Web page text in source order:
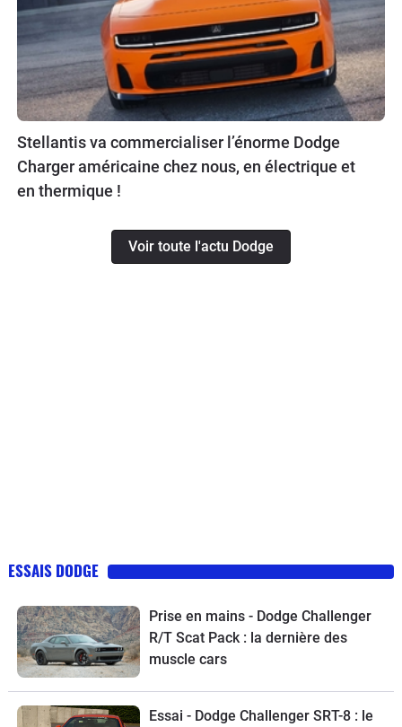
Stellantis va commercialiser l’énorme Dodge
Charger américaine chez nous, en électrique et
en thermique !
Voir toute l'actu Dodge
ESSAIS DODGE
Prise en mains - Dodge Challenger
R/T Scat Pack : la dernière des
muscle cars
Essai - Dodge Challenger SRT-8 : le